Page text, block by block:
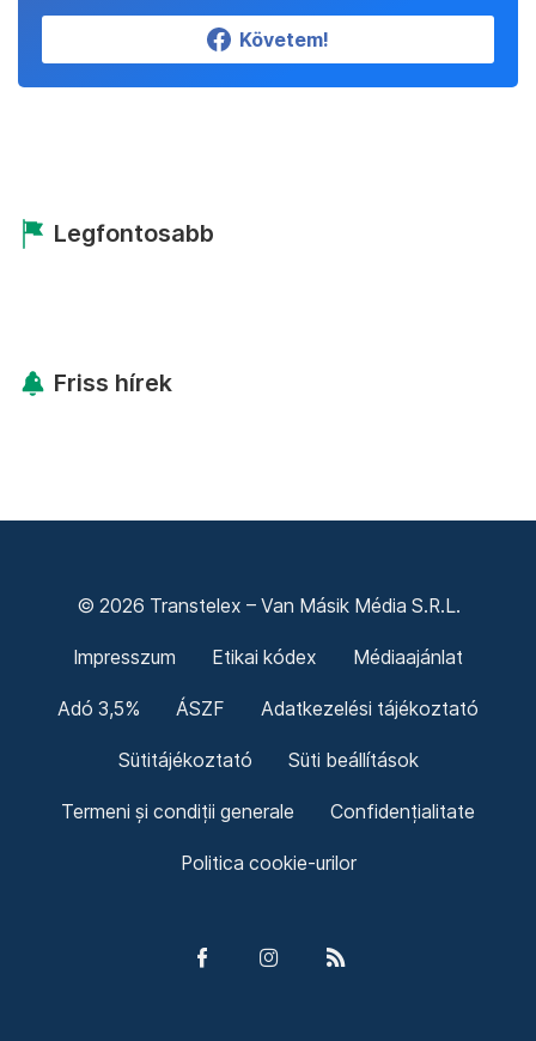
Követem!
Legfontosabb
Friss hírek
© 2026 Transtelex – Van Másik Média S.R.L.
Impresszum Etikai kódex Médiaajánlat
Adó 3,5% ÁSZF Adatkezelési tájékoztató
Sütitájékoztató Süti beállítások
Termeni și condiții generale Confidențialitate
Politica cookie-urilor